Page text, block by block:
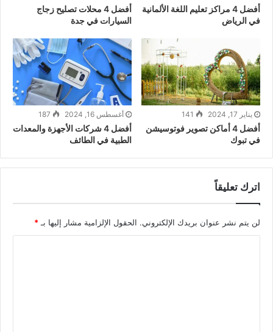
أفضل 4 مراكز تعليم اللغة الألمانية
في الرياض
أفضل 4 محلات تصليح زجاج
السيارات في جدة
يناير 17, 2024 141
أفضل 4 أماكن تصوير فوتوسيشن
في تبوك
أغسطس 16, 2024 187
أفضل 4 شركات الأجهزة والمعدات
الطبية في الطائف
اترك تعليقاً
لن يتم نشر عنوان بريدك الإلكتروني. الحقول الإلزامية مشار إليها بـ *